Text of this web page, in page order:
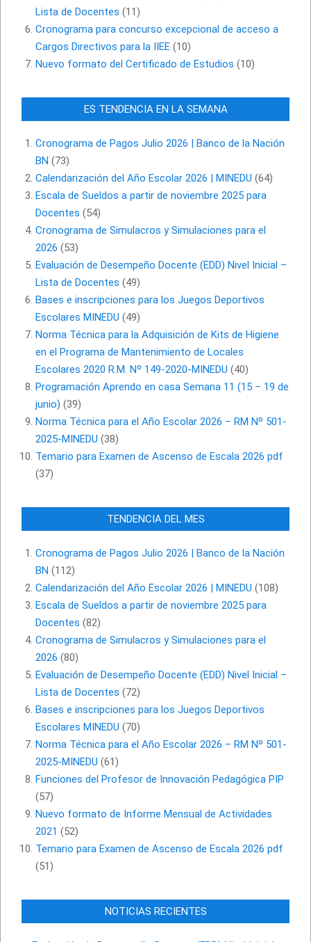
Lista de Docentes (11)
Cronograma para concurso excepcional de acceso a
Cargos Directivos para la IIEE (10)
Nuevo formato del Certificado de Estudios (10)
ES TENDENCIA EN LA SEMANA
Cronograma de Pagos Julio 2026 | Banco de la Nación
BN (73)
Calendarización del Año Escolar 2026 | MINEDU (64)
Escala de Sueldos a partir de noviembre 2025 para
Docentes (54)
Cronograma de Simulacros y Simulaciones para el
2026 (53)
Evaluación de Desempeño Docente (EDD) Nivel Inicial –
Lista de Docentes (49)
Bases e inscripciones para los Juegos Deportivos
Escolares MINEDU (49)
Norma Técnica para la Adquisición de Kits de Higiene
en el Programa de Mantenimiento de Locales
Escolares 2020 R.M. Nº 149-2020-MINEDU (40)
Programación Aprendo en casa Semana 11 (15 – 19 de
junio) (39)
Norma Técnica para el Año Escolar 2026 – RM Nº 501-
2025-MINEDU (38)
Temario para Examen de Ascenso de Escala 2026 pdf
(37)
TENDENCIA DEL MES
Cronograma de Pagos Julio 2026 | Banco de la Nación
BN (112)
Calendarización del Año Escolar 2026 | MINEDU (108)
Escala de Sueldos a partir de noviembre 2025 para
Docentes (82)
Cronograma de Simulacros y Simulaciones para el
2026 (80)
Evaluación de Desempeño Docente (EDD) Nivel Inicial –
Lista de Docentes (72)
Bases e inscripciones para los Juegos Deportivos
Escolares MINEDU (70)
Norma Técnica para el Año Escolar 2026 – RM Nº 501-
2025-MINEDU (61)
Funciones del Profesor de Innovación Pedagógica PIP
(57)
Nuevo formato de Informe Mensual de Actividades
2021 (52)
Temario para Examen de Ascenso de Escala 2026 pdf
(51)
NOTICIAS RECIENTES